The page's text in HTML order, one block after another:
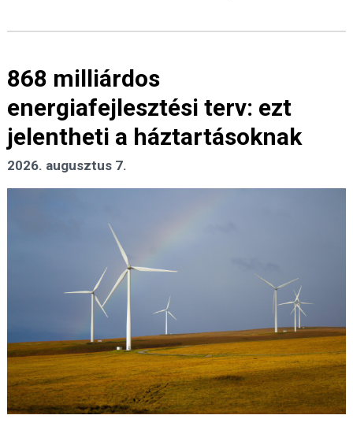
868 milliárdos
energiafejlesztési terv: ezt
jelentheti a háztartásoknak
2026. augusztus 7.